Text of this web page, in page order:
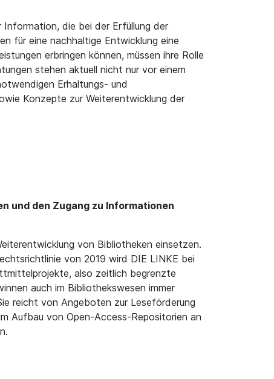
die bei der Erfüllung der
für eine nachhaltige Entwicklung eine
erbringen können, müssen ihre Rolle
stehen aktuell nicht nur vor einem
Erhaltungs- und
Konzepte zur Weiterentwicklung der
und den Zugang zu Informationen
von Bibliotheken einsetzen.
von 2019 wird DIE LINKE bei
also zeitlich begrenzte
auch im Bibliothekswesen immer
reicht von Angeboten zur Leseförderung
Aufbau von Open-Access-Repositorien an